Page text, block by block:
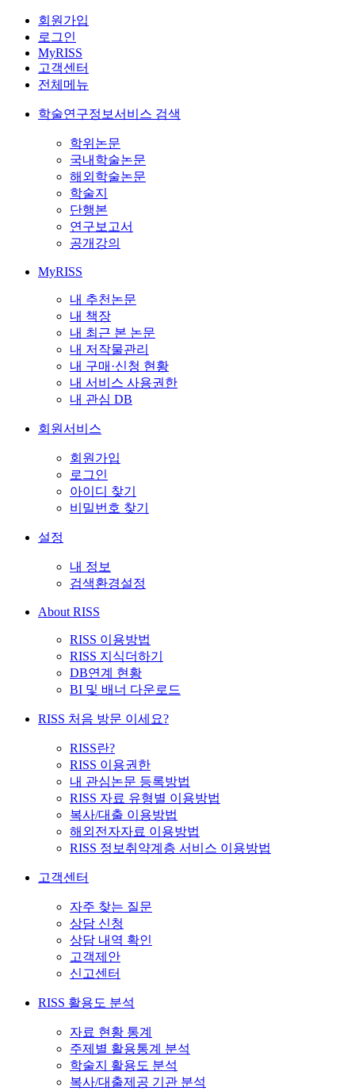
회원가입
로그인
MyRISS
고객센터
전체메뉴
학술연구정보서비스 검색
학위논문
국내학술논문
해외학술논문
학술지
단행본
연구보고서
공개강의
MyRISS
내 추천논문
내 책장
내 최근 본 논문
내 저작물관리
내 구매·신청 현황
내 서비스 사용권한
내 관심 DB
회원서비스
회원가입
로그인
아이디 찾기
비밀번호 찾기
설정
내 정보
검색환경설정
About RISS
RISS 이용방법
RISS 지식더하기
DB연계 현황
BI 및 배너 다운로드
RISS 처음 방문 이세요?
RISS란?
RISS 이용권한
내 관심논문 등록방법
RISS 자료 유형별 이용방법
복사/대출 이용방법
해외전자자료 이용방법
RISS 정보취약계층 서비스 이용방법
고객센터
자주 찾는 질문
상담 신청
상담 내역 확인
고객제안
신고센터
RISS 활용도 분석
자료 현황 통계
주제별 활용통계 분석
학술지 활용도 분석
복사/대출제공 기관 분석